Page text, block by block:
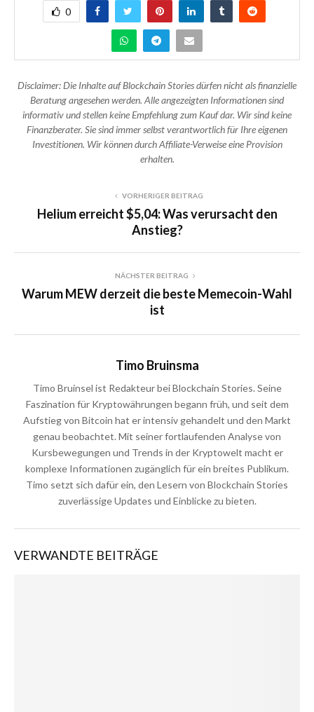
0
Disclaimer: Die Inhalte auf Blockchain Stories dürfen nicht als finanzielle
Beratung angesehen werden. Alle angezeigten Informationen sind
informativ und stellen keine Empfehlung zum Kauf dar. Wir sind keine
Finanzberater. Sie sind immer selbst verantwortlich für Ihre eigenen
Investitionen. Wir können durch Affiliate-Verweise eine Provision
erhalten.
VORHERIGER BEITRAG
Helium erreicht $5,04: Was verursacht den
Anstieg?
NÄCHSTER BEITRAG
Warum MEW derzeit die beste Memecoin-Wahl
ist
Timo Bruinsma
Timo Bruinsel ist Redakteur bei Blockchain Stories. Seine
Faszination für Kryptowährungen begann früh, und seit dem
Aufstieg von Bitcoin hat er intensiv gehandelt und den Markt
genau beobachtet. Mit seiner fortlaufenden Analyse von
Kursbewegungen und Trends in der Kryptowelt macht er
komplexe Informationen zugänglich für ein breites Publikum.
Timo setzt sich dafür ein, den Lesern von Blockchain Stories
zuverlässige Updates und Einblicke zu bieten.
VERWANDTE BEITRÄGE